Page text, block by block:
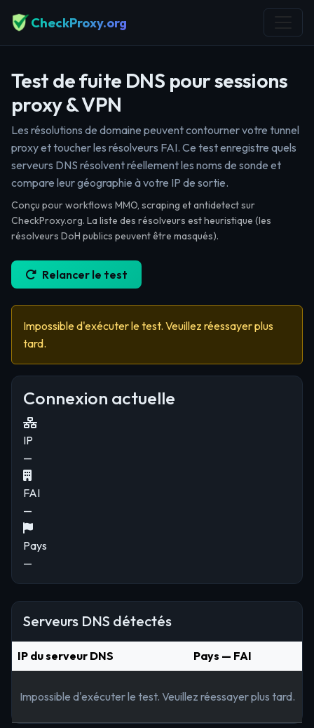
CheckProxy.org
Test de fuite DNS pour sessions
proxy & VPN
Les résolutions de domaine peuvent contourner votre tunnel
proxy et toucher les résolveurs FAI. Ce test enregistre quels
serveurs DNS résolvent réellement les noms de sonde et
compare leur géographie à votre IP de sortie.
Conçu pour workflows MMO, scraping et antidetect sur
CheckProxy.org. La liste des résolveurs est heuristique (les
résolveurs DoH publics peuvent être masqués).
Relancer le test
Impossible d'exécuter le test. Veuillez réessayer plus
tard.
Connexion actuelle
IP
—
FAI
—
Pays
—
Serveurs DNS détectés
IP du serveur DNS Pays — FAI
Impossible d'exécuter le test. Veuillez réessayer plus tard.